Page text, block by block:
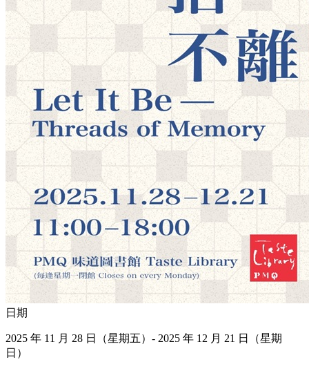
日期
2025 年 11 月 28 日（星期五）- 2025 年 12 月 21 日（星期
日）